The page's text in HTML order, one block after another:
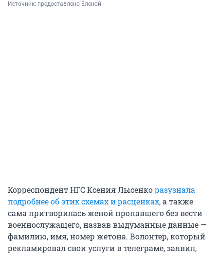
Источник: предоставлено Еленой
Корреспондент НГС Ксения Лысенкоразузнала
подробнее об этих схемах и расценках, а также
сама притворилась женой пропавшего без вести
военнослужащего, назвав выдуманные данные —
фамилию, имя, номер жетона. Волонтер, который
рекламировал свои услуги в телеграме, заявил,